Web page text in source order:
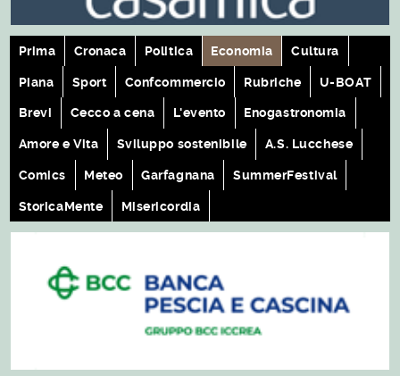
Prima Cronaca Politica Economia Cultura
Piana Sport Confcommercio Rubriche U-BOAT
Brevi Cecco a cena L'evento Enogastronomia
Amore e Vita Sviluppo sostenibile A.S. Lucchese
Comics Meteo Garfagnana SummerFestival
StoricaMente Misericordia